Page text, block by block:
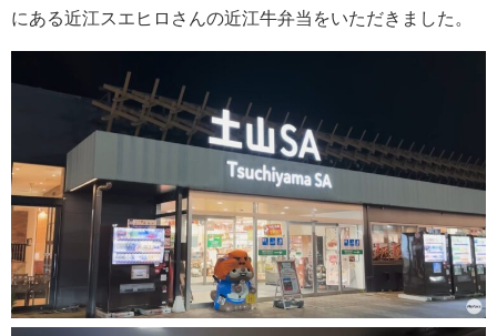
にある近江スエヒロさんの近江牛弁当をいただきました。